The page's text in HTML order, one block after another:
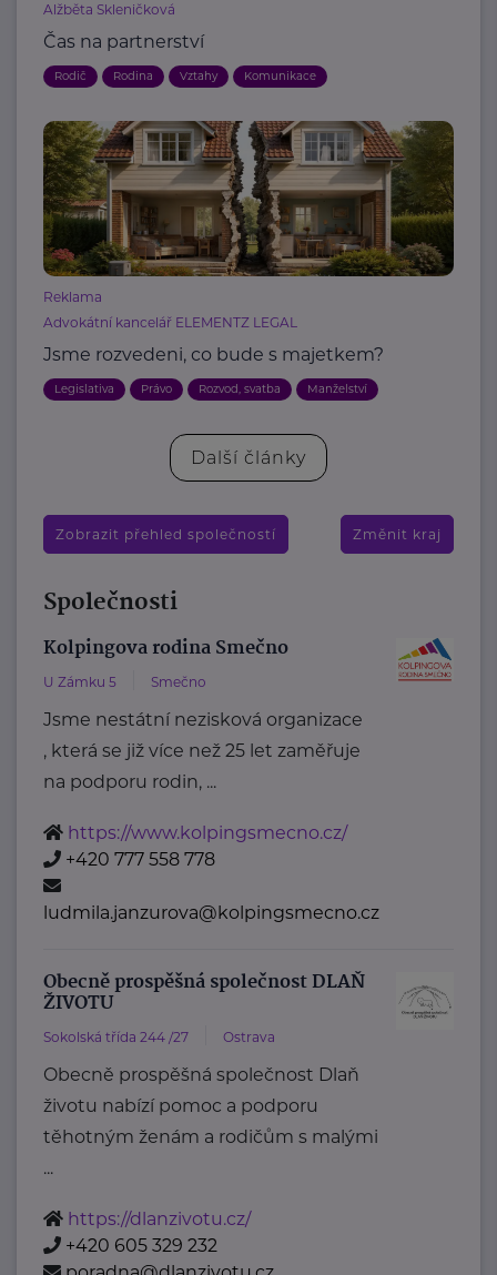
Alžběta Skleničková
Čas na partnerství
Rodič Rodina Vztahy Komunikace
Reklama
Advokátní kancelář ELEMENTZ LEGAL
Jsme rozvedeni, co bude s majetkem?
Legislativa Právo Rozvod, svatba Manželství
Další články
Zobrazit přehled společností Změnit kraj
Společnosti
Kolpingova rodina Smečno
U Zámku 5 Smečno
Jsme nestátní nezisková organizace
, která se již více než 25 let zaměřuje
na podporu rodin, ...
https://www.kolpingsmecno.cz/
+420 777 558 778
ludmila.janzurova@kolpingsmecno.cz
Obecně prospěšná společnost DLAŇ
ŽIVOTU
Sokolská třída 244 /27 Ostrava
Obecně prospěšná společnost Dlaň
životu nabízí pomoc a podporu
těhotným ženám a rodičům s malými
...
https://dlanzivotu.cz/
+420 605 329 232